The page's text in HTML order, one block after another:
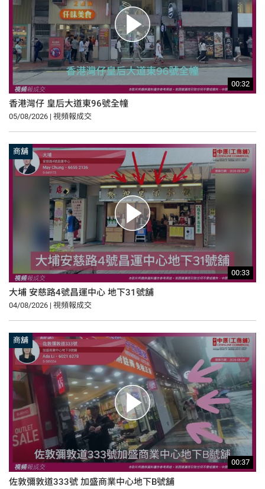
00:32
香港灣仔 皇后大道東96號全幢
05/08/2026 | 視頻報成交
00:33
商舖
大埔 安慈路4號昌運中心 地下31號舖
04/08/2026 | 視頻報成交
00:37
商舖
佐敦彌敦道333號 加盛商業中心地下B號舖